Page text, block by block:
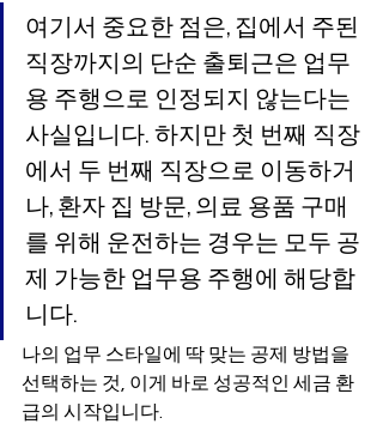
여기서 중요한 점은, 집에서 주된
직장까지의 단순 출퇴근은 업무
용 주행으로 인정되지 않는다는
사실입니다. 하지만 첫 번째 직장
에서 두 번째 직장으로 이동하거
나, 환자 집 방문, 의료 용품 구매
를 위해 운전하는 경우는 모두 공
제 가능한 업무용 주행에 해당합
니다.
나의 업무 스타일에 딱 맞는 공제 방법을
선택하는 것, 이게 바로 성공적인 세금 환
급의 시작입니다.